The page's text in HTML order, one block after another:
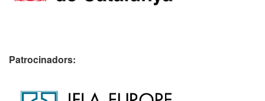
Patrocinadors: